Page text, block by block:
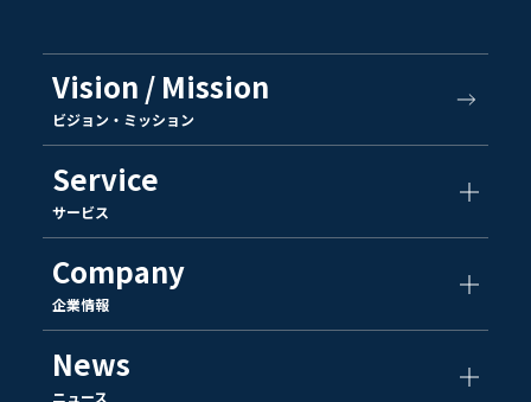
Vision / Mission
ビジョン・ミッション
Service
サービス
Company
企業情報
News
ニュース